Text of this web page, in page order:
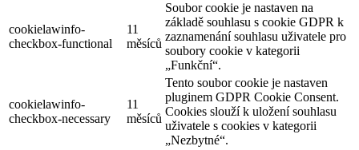
cookielawinfo-
checkbox-functional
11
měsíců
Soubor cookie je nastaven na
základě souhlasu s cookie GDPR k
zaznamenání souhlasu uživatele pro
soubory cookie v kategorii
„Funkční“.
cookielawinfo-
checkbox-necessary
11
měsíců
Tento soubor cookie je nastaven
pluginem GDPR Cookie Consent.
Cookies slouží k uložení souhlasu
uživatele s cookies v kategorii
„Nezbytné“.